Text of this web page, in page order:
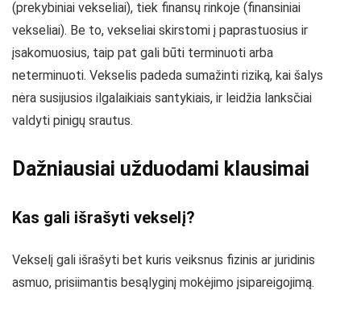
(prekybiniai vekseliai), tiek finansų rinkoje (finansiniai
vekseliai). Be to, vekseliai skirstomi į paprastuosius ir
įsakomuosius, taip pat gali būti terminuoti arba
neterminuoti. Vekselis padeda sumažinti riziką, kai šalys
nėra susijusios ilgalaikiais santykiais, ir leidžia lanksčiai
valdyti pinigų srautus.
Dažniausiai užduodami klausimai
Kas gali išrašyti vekselį?
Vekselį gali išrašyti bet kuris veiksnus fizinis ar juridinis
asmuo, prisiimantis besąlyginį mokėjimo įsipareigojimą.